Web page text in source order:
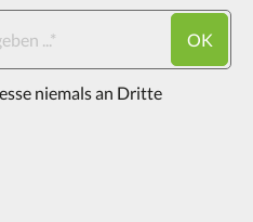
OK
niemals an Dritte